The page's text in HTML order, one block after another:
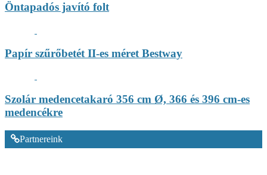
Öntapadós javító folt
Papír szűrőbetét II-es méret Bestway
Szolár medencetakaró 356 cm Ø, 366 és 396 cm-es
medencékre
Partnereink